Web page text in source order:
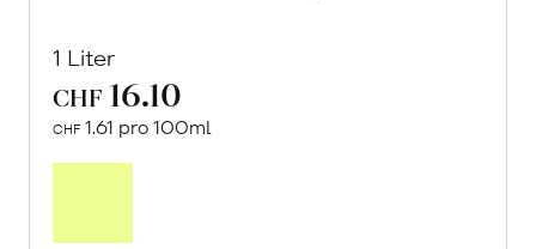
1 Liter
CHF 16.10
CHF 1.61 pro 100ml